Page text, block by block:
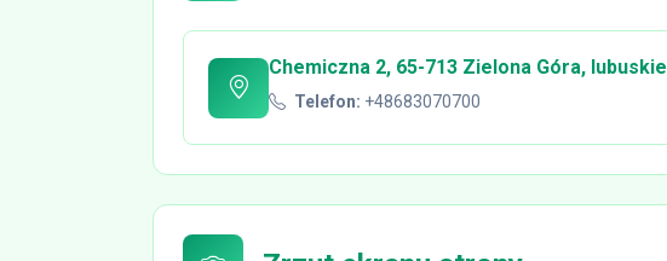
Chemiczna 2, 65-713 Zielona Góra, lubuskie
Telefon: +48683070700